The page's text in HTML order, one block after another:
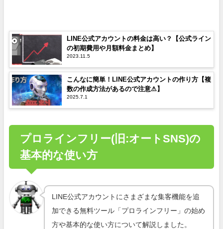
LINE公式アカウントの料金は高い？【公式ライン
の初期費用や月額料金まとめ】
2023.11.5
こんなに簡単！LINE公式アカウントの作り方【複
数の作成方法があるので注意⚠】
2025.7.1
プロラインフリー(旧:オートSNS)の
基本的な使い方
LINE公式アカウントにさまざまな集客機能を追
加できる無料ツール「プロラインフリー」の始め
方や基本的な使い方について解説しました。